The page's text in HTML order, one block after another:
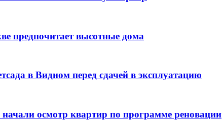
предпочитает высотные дома
в Видном перед сдачей в эксплуатацию
осмотр квартир по программе реновации